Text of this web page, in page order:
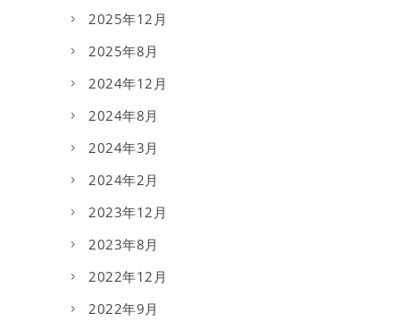
2025年12月
2025年8月
2024年12月
2024年8月
2024年3月
2024年2月
2023年12月
2023年8月
2022年12月
2022年9月